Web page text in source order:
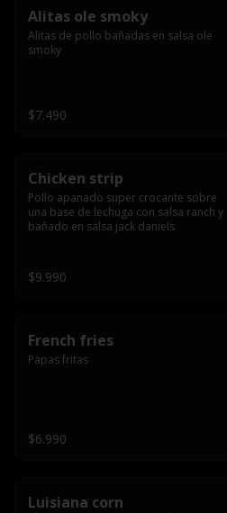
Alitas ole smoky
Alitas de pollo bañadas en salsa ole
smoky
$7.490
Chicken strip
Pollo apanado super crocante sobre
una base de lechuga con salsa ranch y
bañado en salsa jack daniels
$9.990
French fries
Papas fritas
$6.990
Luisiana corn